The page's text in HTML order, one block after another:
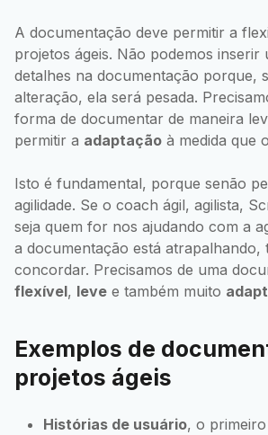
A documentação deve permitir a
projetos ágeis. Não podemos inserir
detalhes na documentação porque,
alteração, ela será pesada.
forma de documentar de maneira
permitir a adaptação à medida que
Isto é fundamental, porque senão
agilidade. Se o coach ágil, agilista,
seja quem for nos ajudando com a
a documentação está atrapalhando,
concordar. Precisamos de uma
flexível, leve e também muito
Exemplos de
projetos ágeis
Histórias de usuário, o